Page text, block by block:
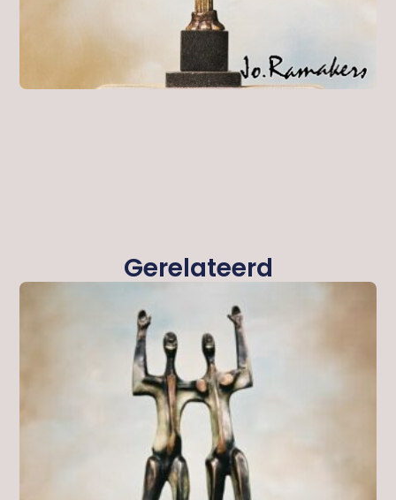
Gerelateerd